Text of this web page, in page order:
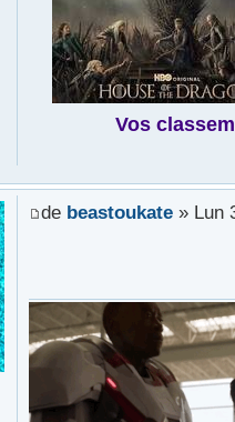
Vos
de beastoukate» Lun